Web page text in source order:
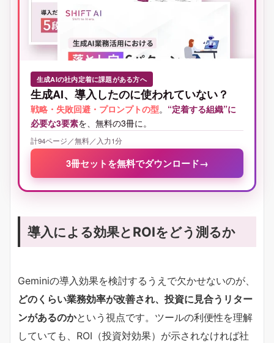
生成AIの社内定着に課題がある方へ
生成AI、導入したのに使われていない？
戦略・失敗回避・プロンプトの型。 “定着する組織”に
必要な3要素を、無料の3冊に。
計94ページ／無料／入力1分
3冊セットを無料でダウンロード→
導入による効果とROIをどう測るか
Geminiの導入効果を検討するうえで欠かせないのが、
どのくらい業務効率が改善され、投資に見合うリター
ンがあるのかという視点です。ツールの利便性を理解
していても、ROI（投資対効果）が示されなければ社